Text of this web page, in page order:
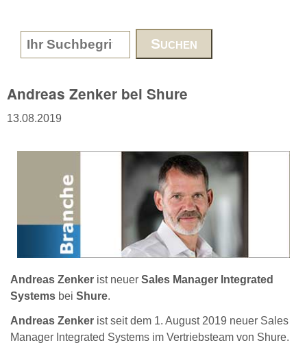
www.DieReferenz.de
Search form
Andreas Zenker bei Shure
13.08.2019
Andreas Zenker ist neuer Sales Manager Integrated
Systems bei Shure.
Andreas Zenker ist seit dem 1. August 2019 neuer Sales
Manager Integrated Systems im Vertriebsteam von Shure.